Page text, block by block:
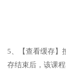
5、【查看缓存】
存结束后，该课